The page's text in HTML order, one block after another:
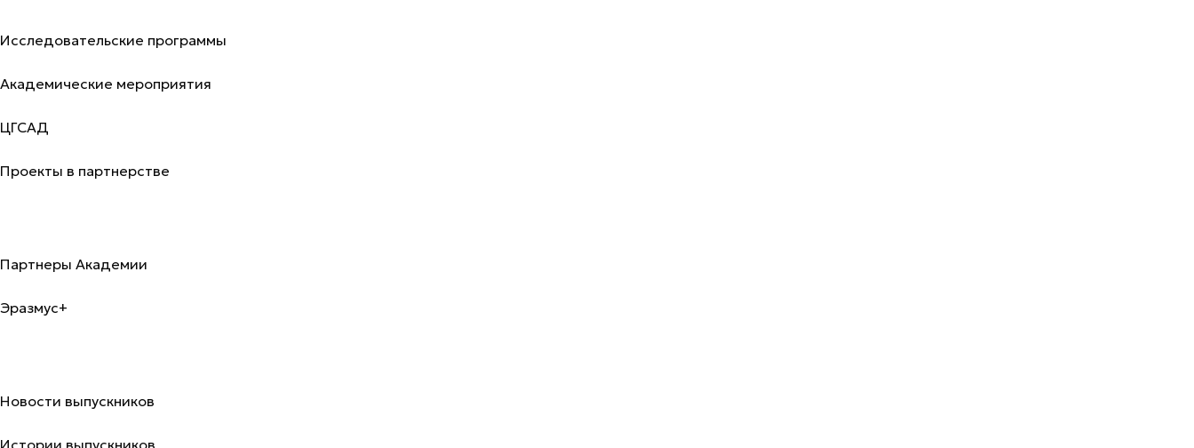
Исследовательские программы
Академические мероприятия
ЦГСАД
Проекты в партнерстве
Партнеры Академии
Эразмус+
Новости выпускников
Истории выпускников